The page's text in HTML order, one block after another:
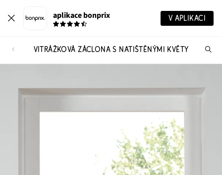
aplikace bonprix V APLIKACI
VITRÁŽKOVÁ ZÁCLONA S NATIŠTĚNÝMI KVĚTY